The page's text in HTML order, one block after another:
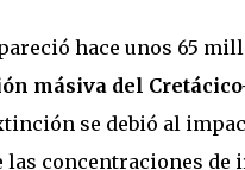
hace unos 65
másiva del
se debió al
las concentraciones